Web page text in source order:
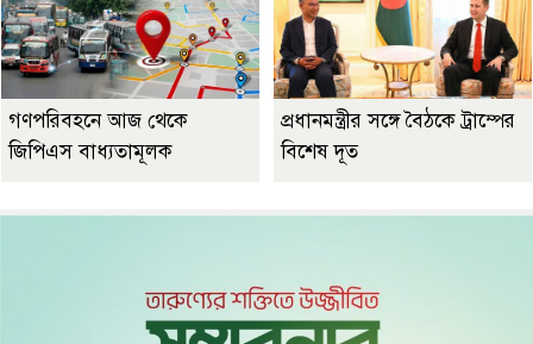
গণপরিবহনে আজ থেকে
জিপিএস বাধ্যতামূলক
প্রধানমন্ত্রীর সঙ্গে বৈঠকে ট্রাম্পের
বিশেষ দূত